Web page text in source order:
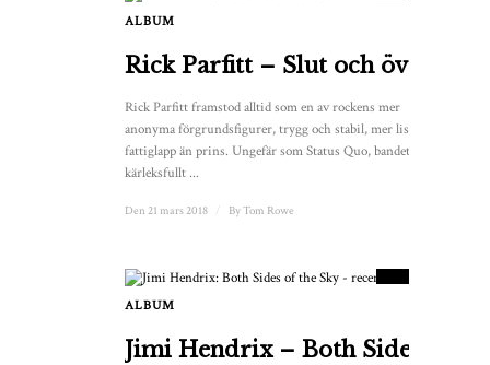
ALBUM
Rick Parfitt – Slut och över
Rick Parfitt framstod alltid som en av rockens mer
anonyma förgrundsfigurer, trygg och stabil, mer listig
fattiglapp än prins. Ungefär som Status Quo, bandet han
kärleksfullt ...
Den 21 mars 2018 ByTom Rowe
ALBUM
Jimi Hendrix – Both Sides